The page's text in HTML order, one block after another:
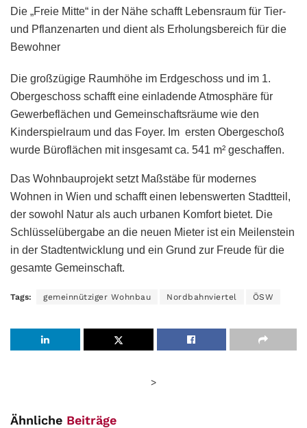
Die „Freie Mitte“ in der Nähe schafft Lebensraum für Tier-
und Pflanzenarten und dient als Erholungsbereich für die
Bewohner
Die großzügige Raumhöhe im Erdgeschoss und im 1.
Obergeschoss schafft eine einladende Atmosphäre für
Gewerbeflächen und Gemeinschaftsräume wie den
Kinderspielraum und das Foyer. Im ersten Obergeschoß
wurde Büroflächen mit insgesamt ca. 541 m² geschaffen.
Das Wohnbauprojekt setzt Maßstäbe für modernes
Wohnen in Wien und schafft einen lebenswerten Stadtteil,
der sowohl Natur als auch urbanen Komfort bietet. Die
Schlüsselübergabe an die neuen Mieter ist ein Meilenstein
in der Stadtentwicklung und ein Grund zur Freude für die
gesamte Gemeinschaft.
Tags: gemeinnütziger Wohnbau Nordbahnviertel ÖSW
>
Ähnliche Beiträge